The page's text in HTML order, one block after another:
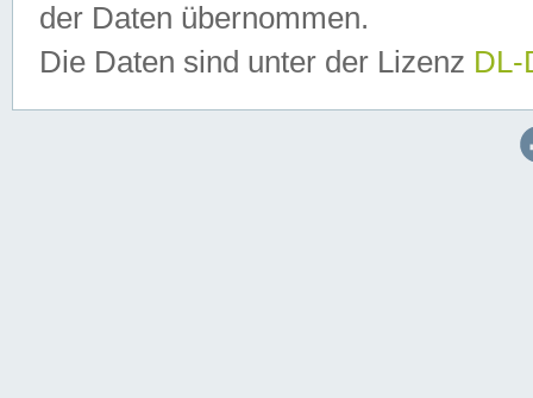
der Daten übernommen.
Die Daten sind unter der Lizenz